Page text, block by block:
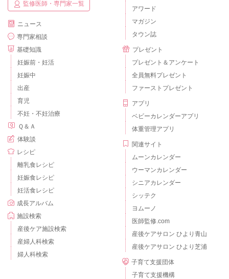
監修医師・専門家一覧
ニュース
専門家相談
基礎知識
妊娠前・妊活
妊娠中
出産
育児
不妊・不妊治療
Ｑ＆Ａ
体験談
レシピ
離乳食レシピ
妊娠食レシピ
妊活食レシピ
成長アルバム
施設検索
産後ケア施設検索
産婦人科検索
婦人科検索
アワード
マガジン
タウン誌
プレゼント
プレゼント＆アンケート
全員無料プレゼント
ファーストプレゼント
アプリ
ベビーカレンダーアプリ
体重管理アプリ
関連サイト
ムーンカレンダー
ウーマンカレンダー
シニアカレンダー
シッテク
ヨムーノ
医師監修.com
産後ケアサロン ひより青山
産後ケアサロン ひより芝浦
子育て支援団体
子育て支援機構